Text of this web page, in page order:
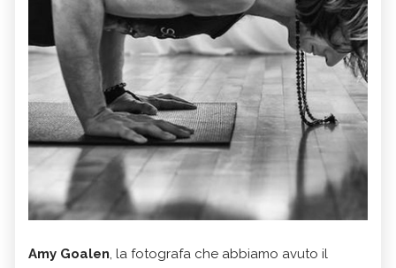
Amy Goalen, la fotografa che abbiamo avuto il